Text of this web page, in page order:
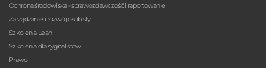
Ochrona środowiska - sprawozdawczość i raportowanie
Zarządzanie i rozwój osobisty
Szkolenia Lean
Szkolenia dla sygnalistów
Prawo